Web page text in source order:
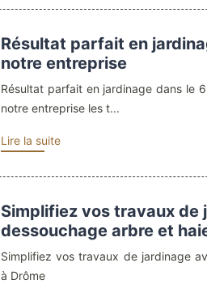
Résultat parfait en
notre entreprise
Résultat parfait en jardinage dans le
notre entreprise les t...
Lire la suite
Simplifiez vos travaux de
dessouchage arbre et
Simplifiez vos travaux de jardinage
à Drôme